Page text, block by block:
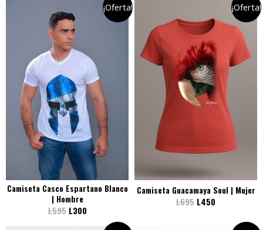
¡Oferta!
Camiseta Casco Espartano Blanco
| Hombre
L595 L300
¡Oferta!
Camiseta Guacamaya Soul | Mujer
L695 L450